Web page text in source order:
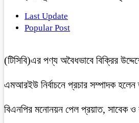
Last Update
Popular Post
(টিসিবি)এর পণ্য অবৈধভাবে বিক্রির
এমআরইউ নির্বাচনে প্রচার সম্পাদক
বিএনপির মনোনয়ন পেল প্রয়াত, সাবেক ও